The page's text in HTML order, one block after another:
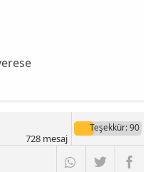
Teşekkür: 90
728mesaj